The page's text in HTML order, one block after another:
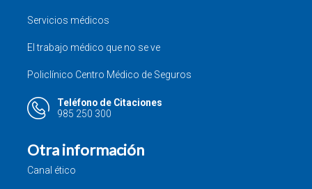
Servicios médicos
El trabajo médico que no se ve
Policlínico Centro Médico de Seguros
Teléfono de Citaciones
985 250 300
Otra información
Canal ético